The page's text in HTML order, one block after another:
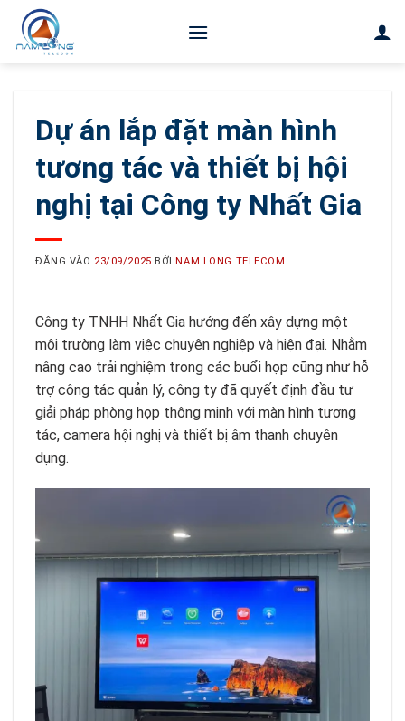
nội
Dự án lắp đặt màn hình
tương tác và thiết bị hội
nghị tại Công ty Nhất Gia
ĐĂNG VÀO 23/09/2025 BỞINAM LONG TELECOM
Công ty TNHH Nhất Gia hướng đến xây dựng một
môi trường làm việc chuyên nghiệp và hiện đại. Nhằm
nâng cao trải nghiệm trong các buổi họp cũng như hỗ
trợ công tác quản lý, công ty đã quyết định đầu tư
giải pháp phòng họp thông minh với màn hình tương
tác, camera hội nghị và thiết bị âm thanh chuyên
dụng.